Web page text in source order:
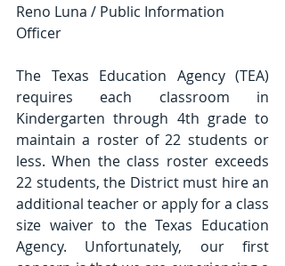
Reno Luna / Public Information
Officer
The Texas Education Agency (TEA)
requires each classroom in
Kindergarten through 4th grade to
maintain a roster of 22 students or
less. When the class roster exceeds
22 students, the District must hire an
additional teacher or apply for a class
size waiver to the Texas Education
Agency. Unfortunately, our first